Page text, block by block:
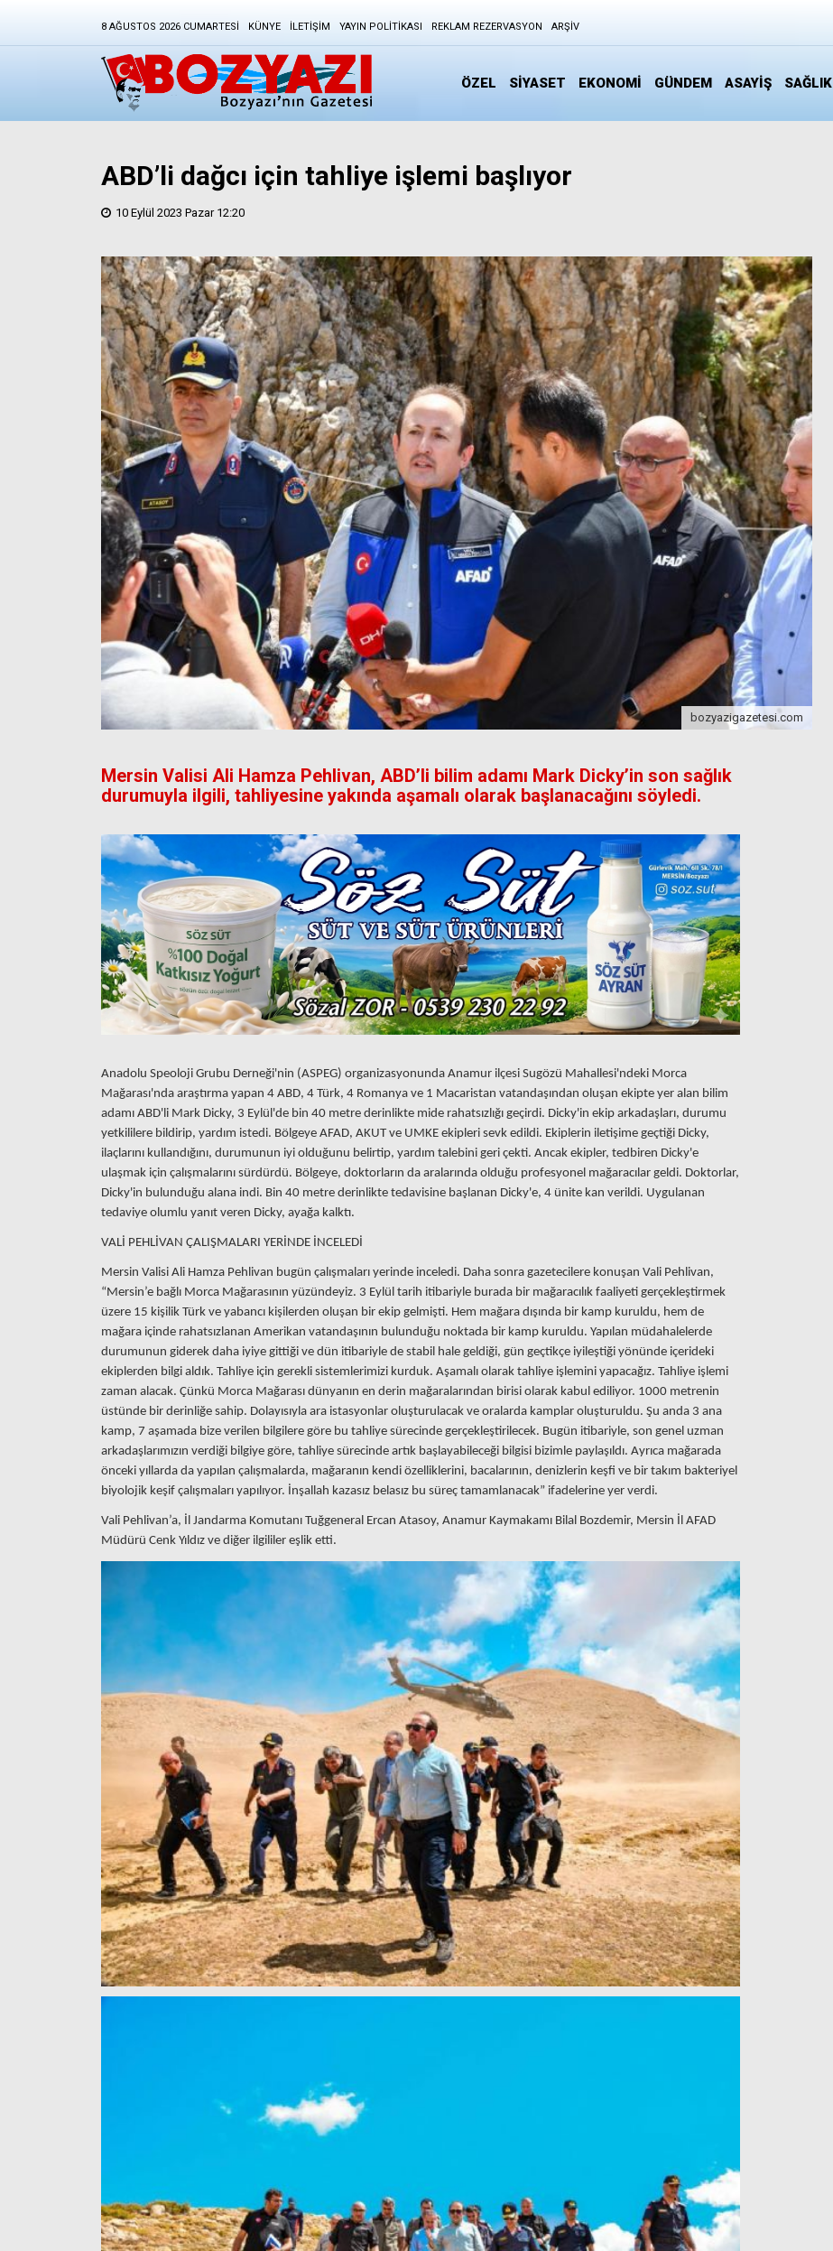
8 AĞUSTOS 2026 CUMARTESI KÜNYE İLETIŞIM YAYIN POLITIKASI REKLAM REZERVASYON ARŞIV
ÖZEL SİYASET EKONOMİ GÜNDEM ASAYİŞ SAĞLIK
ABD’li dağcı için tahliye işlemi başlıyor
10 Eylül 2023 Pazar 12:20
bozyazigazetesi.com
Mersin Valisi Ali Hamza Pehlivan, ABD’li bilim adamı Mark Dicky’in son sağlık
durumuyla ilgili, tahliyesine yakında aşamalı olarak başlanacağını söyledi.
Anadolu Speoloji Grubu Derneği'nin (ASPEG) organizasyonunda Anamur ilçesi Sugözü Mahallesi'ndeki Morca
Mağarası'nda araştırma yapan 4 ABD, 4 Türk, 4 Romanya ve 1 Macaristan vatandaşından oluşan ekipte yer alan bilim
adamı ABD'li Mark Dicky, 3 Eylül'de bin 40 metre derinlikte mide rahatsızlığı geçirdi. Dicky'in ekip arkadaşları, durumu
yetkililere bildirip, yardım istedi. Bölgeye AFAD, AKUT ve UMKE ekipleri sevk edildi. Ekiplerin iletişime geçtiği Dicky,
ilaçlarını kullandığını, durumunun iyi olduğunu belirtip, yardım talebini geri çekti. Ancak ekipler, tedbiren Dicky'e
ulaşmak için çalışmalarını sürdürdü. Bölgeye, doktorların da aralarında olduğu profesyonel mağaracılar geldi. Doktorlar,
Dicky'in bulunduğu alana indi. Bin 40 metre derinlikte tedavisine başlanan Dicky'e, 4 ünite kan verildi. Uygulanan
tedaviye olumlu yanıt veren Dicky, ayağa kalktı.
VALİ PEHLİVAN ÇALIŞMALARI YERİNDE İNCELEDİ
Mersin Valisi Ali Hamza Pehlivan bugün çalışmaları yerinde inceledi. Daha sonra gazetecilere konuşan Vali Pehlivan,
“Mersin’e bağlı Morca Mağarasının yüzündeyiz. 3 Eylül tarih itibariyle burada bir mağaracılık faaliyeti gerçekleştirmek
üzere 15 kişilik Türk ve yabancı kişilerden oluşan bir ekip gelmişti. Hem mağara dışında bir kamp kuruldu, hem de
mağara içinde rahatsızlanan Amerikan vatandaşının bulunduğu noktada bir kamp kuruldu. Yapılan müdahalelerde
durumunun giderek daha iyiye gittiği ve dün itibariyle de stabil hale geldiği, gün geçtikçe iyileştiği yönünde içerideki
ekiplerden bilgi aldık. Tahliye için gerekli sistemlerimizi kurduk. Aşamalı olarak tahliye işlemini yapacağız. Tahliye işlemi
zaman alacak. Çünkü Morca Mağarası dünyanın en derin mağaralarından birisi olarak kabul ediliyor. 1000 metrenin
üstünde bir derinliğe sahip. Dolayısıyla ara istasyonlar oluşturulacak ve oralarda kamplar oluşturuldu. Şu anda 3 ana
kamp, 7 aşamada bize verilen bilgilere göre bu tahliye sürecinde gerçekleştirilecek. Bugün itibariyle, son genel uzman
arkadaşlarımızın verdiği bilgiye göre, tahliye sürecinde artık başlayabileceği bilgisi bizimle paylaşıldı. Ayrıca mağarada
önceki yıllarda da yapılan çalışmalarda, mağaranın kendi özelliklerini, bacalarının, denizlerin keşfi ve bir takım bakteriyel
biyolojik keşif çalışmaları yapılıyor. İnşallah kazasız belasız bu süreç tamamlanacak” ifadelerine yer verdi.
Vali Pehlivan’a, İl Jandarma Komutanı Tuğgeneral Ercan Atasoy, Anamur Kaymakamı Bilal Bozdemir, Mersin İl AFAD
Müdürü Cenk Yıldız ve diğer ilgililer eşlik etti.